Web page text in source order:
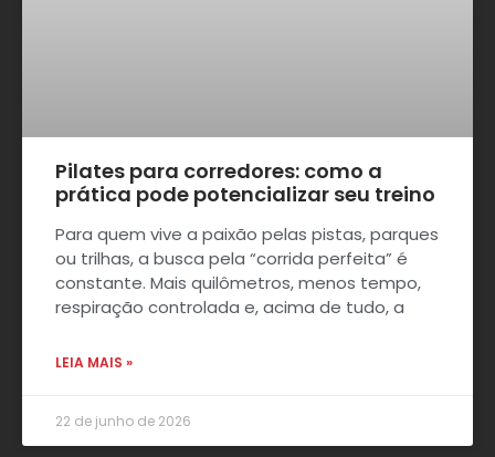
Pilates para corredores: como a
prática pode potencializar seu treino
Para quem vive a paixão pelas pistas, parques
ou trilhas, a busca pela “corrida perfeita” é
constante. Mais quilômetros, menos tempo,
respiração controlada e, acima de tudo, a
LEIA MAIS »
22 de junho de 2026